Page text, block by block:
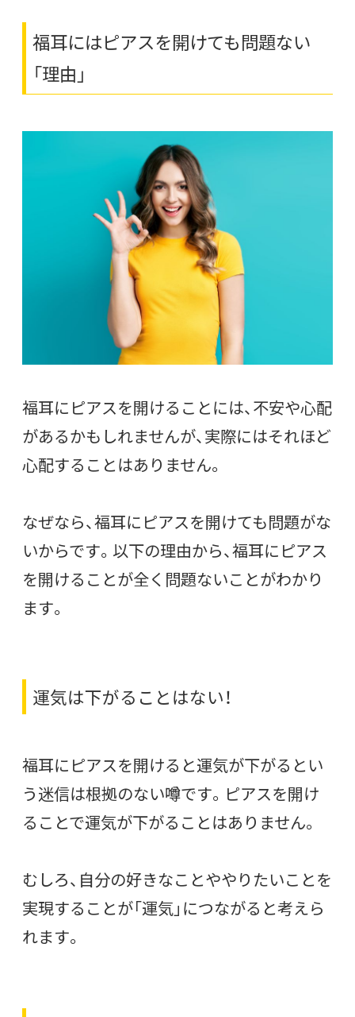
福耳にはピアスを開けても問題ない
「理由」
福耳にピアスを開けることには、不安や心配
があるかもしれませんが、実際にはそれほど
心配することはありません。
なぜなら、福耳にピアスを開けても問題がな
いからです。以下の理由から、福耳にピアス
を開けることが全く問題ないことがわかり
ます。
運気は下がることはない！
福耳にピアスを開けると運気が下がるとい
う迷信は根拠のない噂です。ピアスを開け
ることで運気が下がることはありません。
むしろ、自分の好きなことややりたいことを
実現することが「運気」につながると考えら
れます。